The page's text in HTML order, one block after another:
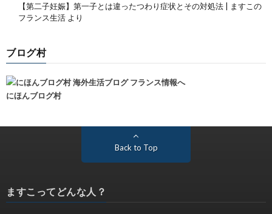
【第二子妊娠】第一子とは違ったつわり症状とその対処法 | ますこの
フランス生活 より
ブログ村
にほんブログ村
Back to Top
ますこってどんな人？